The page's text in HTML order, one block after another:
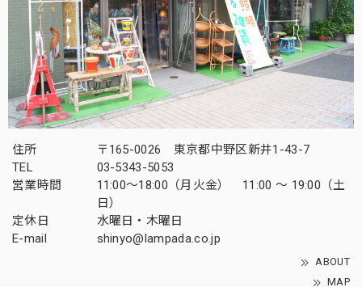
住所
〒165-0026 東京都中野区新井1-43-7
TEL
03-5343-5053
営業時間
11:00～18:00（月火金） 11:00 ～ 19:00（土
日）
定休日
水曜日・木曜日
E-mail
shinyo@lampada.co.jp
ABOUT
MAP